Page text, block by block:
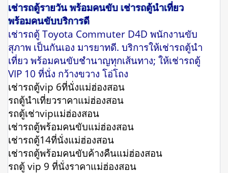
เช่ารถตู้รายวัน พร้อมคนขับ เช่ารถตู้นำเที่ยว
พร้อมคนขับบริการดี
เช่ารถตู้ Toyota Commuter D4D พนักงานขับ
สุภาพ เป็นกันเอง มารยาทดี. บริการให้เช่ารถตู้นำ
เที่ยว พร้อมคนขับชำนาญทุกเส้นทาง; ให้เช่ารถตู้
VIP 10 ที่นั่ง กว้างขวาง โอ่โถง
เช่ารถตู้vip 6ที่นั่งแม่ฮ่องสอน
รถตู้นําเที่ยวราคาแม่ฮ่องสอน
รถตู้เช่าvipแม่ฮ่องสอน
เช่ารถตู้พร้อมคนขับแม่ฮ่องสอน
เช่ารถตู้14ที่นั่งแม่ฮ่องสอน
เช่ารถตู้พร้อมคนขับค้างคืนแม่ฮ่องสอน
รถตู้ vip 9 ที่นั่งราคาแม่ฮ่องสอน